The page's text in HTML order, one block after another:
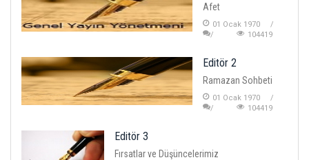
Afet
01 Ocak 1970
104419
Editör 2
Ramazan Sohbeti
01 Ocak 1970
104419
Editör 3
Fırsatlar ve Düşüncelerimiz